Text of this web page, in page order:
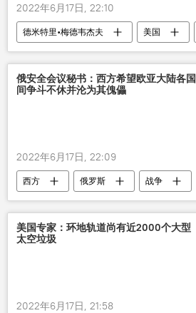
2022年6月17日, 22:10
德米特里•梅德韦杰夫 美国
俄罗斯
俄安全会议秘书：西方希望欧亚大陆各国
间争斗不休并沦为其傀儡
2022年6月17日, 22:09
西方 俄罗斯 战争
美国专家：环地轨道尚有近2000个大型
太空垃圾
2022年6月17日, 21:58